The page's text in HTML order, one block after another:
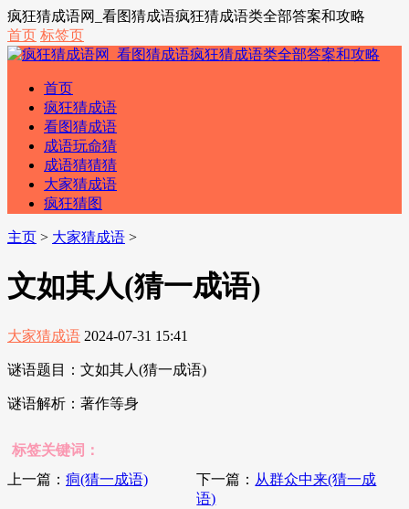
疯狂猜成语网_看图猜成语疯狂猜成语类全部答案和攻略
首页 标签页
首页
疯狂猜成语
看图猜成语
成语玩命猜
成语猜猜猜
大家猜成语
疯狂猜图
主页 > 大家猜成语 >
文如其人(猜一成语)
大家猜成语 2024-07-31 15:41
谜语题目：文如其人(猜一成语)
谜语解析：著作等身
标签关键词：
上一篇： 痌(猜一成语) 下一篇： 从群众中来(猜一成
语)